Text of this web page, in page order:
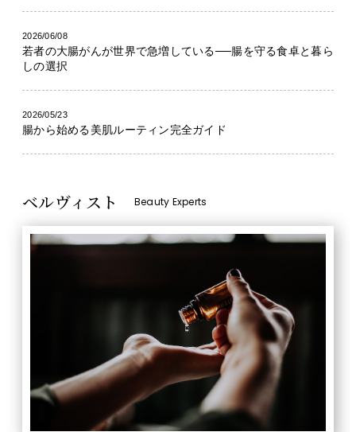
2026/06/08
若者の大腸がんが世界で急増している──腸を守る食卓と暮ら
しの選択
2026/05/23
腸から始める美肌ルーティン完全ガイド
ベルヴィスト Beauty Experts